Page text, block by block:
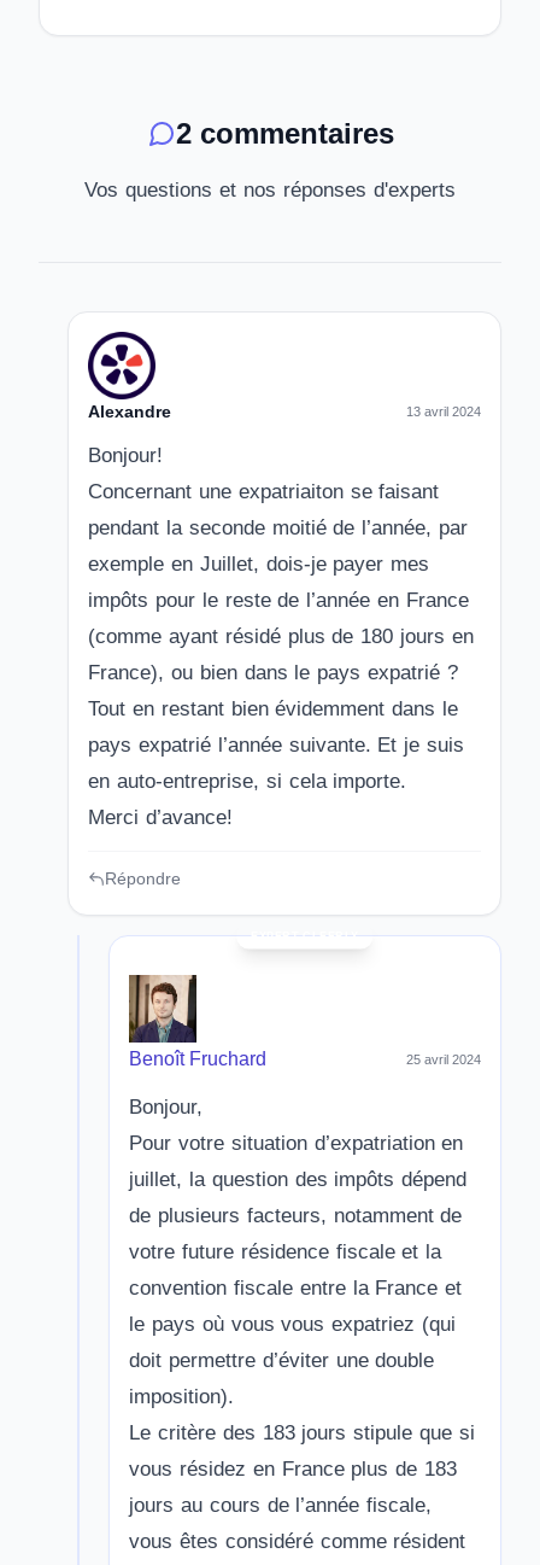
2 commentaires
Vos questions et nos réponses d'experts
Alexandre 13 avril 2024
Bonjour!
Concernant une expatriaiton se faisant
pendant la seconde moitié de l’année, par
exemple en Juillet, dois-je payer mes
impôts pour le reste de l’année en France
(comme ayant résidé plus de 180 jours en
France), ou bien dans le pays expatrié ?
Tout en restant bien évidemment dans le
pays expatrié l’année suivante. Et je suis
en auto-entreprise, si cela importe.
Merci d’avance!
Répondre
Benoît Fruchard 25 avril 2024
Bonjour,
Pour votre situation d’expatriation en
juillet, la question des impôts dépend
de plusieurs facteurs, notamment de
votre future résidence fiscale et la
convention fiscale entre la France et
le pays où vous vous expatriez (qui
doit permettre d’éviter une double
imposition).
Le critère des 183 jours stipule que si
vous résidez en France plus de 183
jours au cours de l’année fiscale,
vous êtes considéré comme résident